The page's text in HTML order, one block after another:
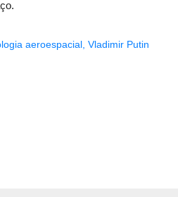
aeroespacial Vladimir Putin